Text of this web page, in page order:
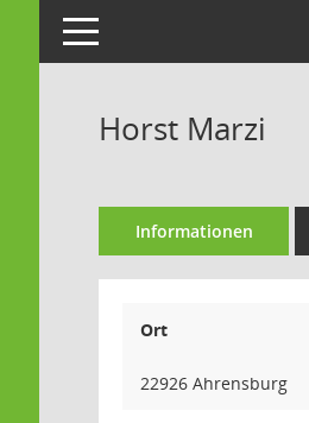
Toggle navigation
Horst Marzi
Informationen
Ort
22926 Ahrensburg